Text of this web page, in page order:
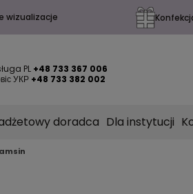
wizualizacje
PL +48 733 367 006
УКР +48 733 382 002
doradca Dla instytucji